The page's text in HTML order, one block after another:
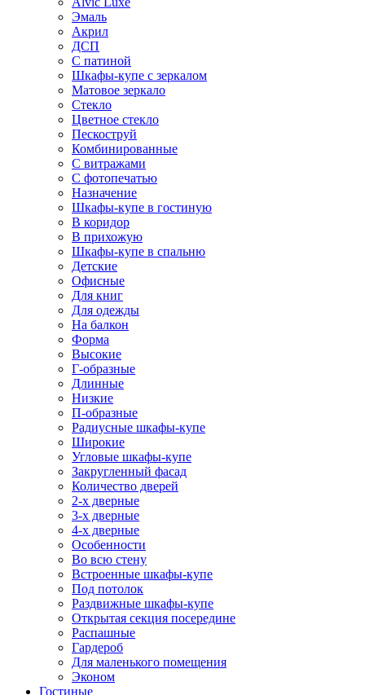
Эмаль
Акрил
ДСП
С патиной
Шкафы-купе с зеркалом
Матовое зеркало
Стекло
Цветное стекло
Пескоструй
Комбинированные
С витражами
С фотопечатью
Назначение
Шкафы-купе в гостиную
В коридор
В прихожую
Шкафы-купе в спальню
Детские
Офисные
Для книг
Для одежды
На балкон
Форма
Высокие
Г-образные
Длинные
Низкие
П-образные
Радиусные шкафы-купе
Широкие
Угловые шкафы-купе
Закругленный фасад
Количество дверей
2-х дверные
3-х дверные
4-х дверные
Особенности
Во всю стену
Встроенные шкафы-купе
Под потолок
Раздвижные шкафы-купе
Открытая секция посередине
Распашные
Гардероб
Для маленького помещения
Эконом
Гостиные